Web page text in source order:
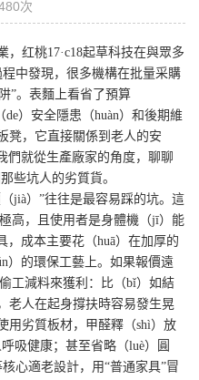
次
红桃17·c18起草科技在與眾多
中發現，很多機構在批量采購
”。表麵上看省了預算
de）安全隱患（huàn）和後期維
凳，它直接關係到老人的安
們就從生產廠家的角度，聊聊
些坑人的劣質貨。
jià）”往往是最容易踩的坑。這
高，且使用者是身體機（jī）能
，成本主要花（huā）在加厚的
）的環保工藝上。如果報價遠
工減料來獲利：比（bǐ）如結
老人在起身撐扶時容易發生晃
用劣質板材，甲醛釋（shì）放
吸健康；甚至省略（luè）圓
心適老設計，用“普通家具”冒